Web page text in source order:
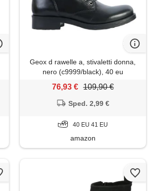
Geox d rawelle a, stivaletti donna,
nero (c9999/black), 40 eu
76,93 € 109,90 €
Sped. 2,99 €
40 EU 41 EU
amazon